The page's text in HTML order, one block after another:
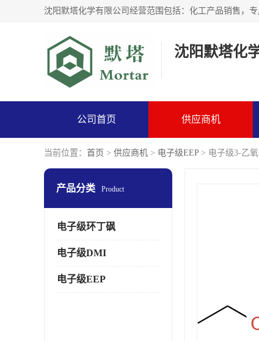
沈阳默塔化
公司首页 供应商机
当前位置： 首页 > 供应商机 > 电子级EEP > 电子级3-乙
产品分类 Product
电子级环丁砜
电子级DMI
电子级EEP